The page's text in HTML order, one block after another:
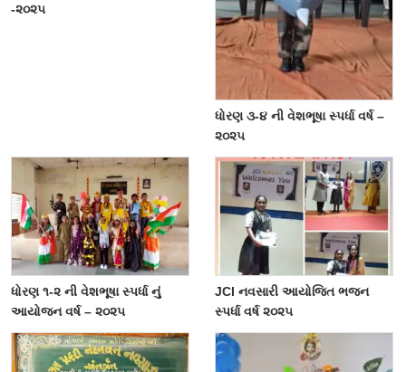
-૨૦૨૫
ધોરણ ૩-૪ ની વેશભૂષા સ્પર્ધા વર્ષ –
૨૦૨૫
ધોરણ ૧-૨ ની વેશભૂષા સ્પર્ધા નું
આયોજન વર્ષ – ૨૦૨૫
JCI નવસારી આયોજિત ભજન
સ્પર્ધા વર્ષ ૨૦૨૫